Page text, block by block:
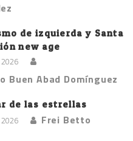
de izquierda y Santa
new age
Buen Abad Domínguez
de las estrellas
Frei Betto